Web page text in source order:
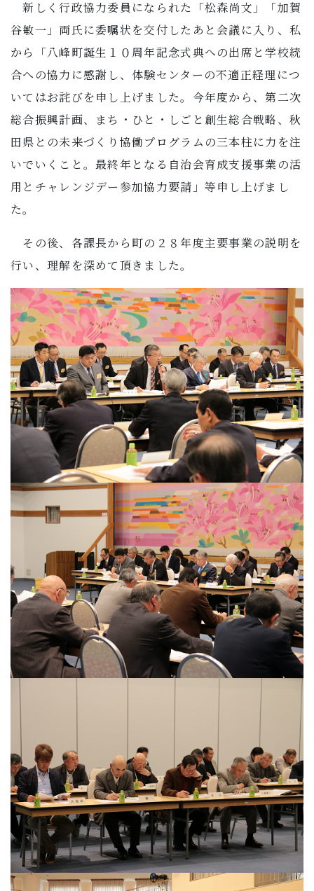
新しく行政協力委員になられた「松森尚文」「加賀
谷敏一」両氏に委嘱状を交付したあと会議に入り、私
から「八峰町誕生１０周年記念式典への出席と学校統
合への協力に感謝し、体験センターの不適正経理につ
いてはお詫びを申し上げました。今年度から、第二次
総合振興計画、まち・ひと・しごと創生総合戦略、秋
田県との未来づくり協働プログラムの三本柱に力を注
いでいくこと。最終年となる自治会育成支援事業の活
用とチャレンジデー参加協力要請」等申し上げまし
た。
その後、各課長から町の２８年度主要事業の説明を
行い、理解を深めて頂きました。